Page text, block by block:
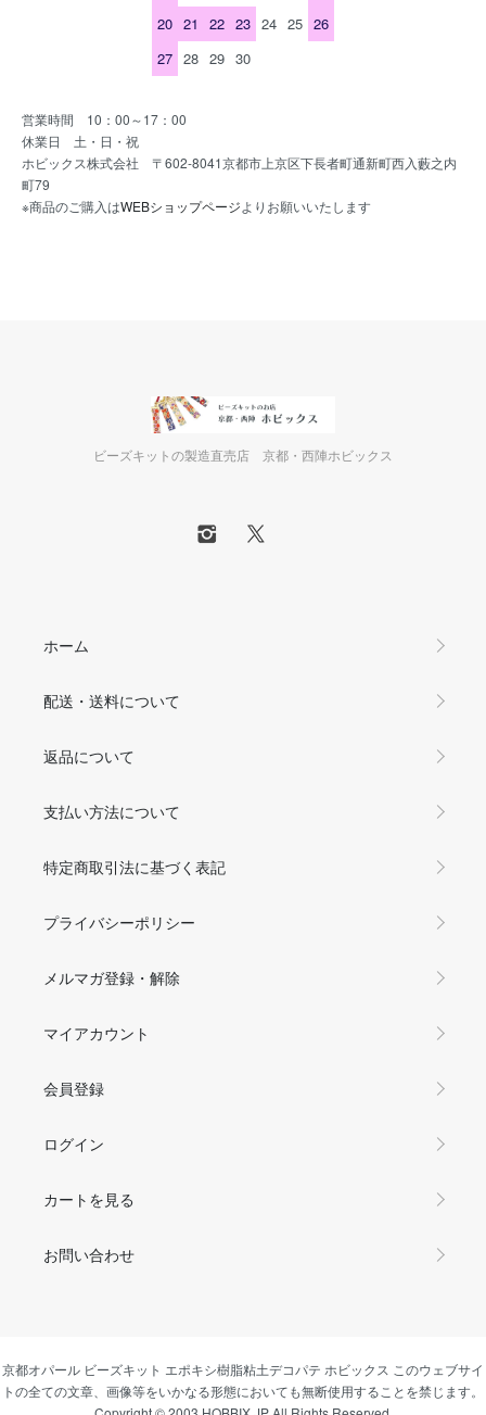
20 21 22 23 24 25 26
27 28 29 30
営業時間 10：00～17：00
休業日 土・日・祝
ホビックス株式会社 〒602-8041京都市上京区下長者町通新町西入藪之内
町79
※商品のご購入はWEBショップページよりお願いいたします
ビーズキットの製造直売店 京都・西陣ホビックス
ホーム
配送・送料について
返品について
支払い方法について
特定商取引法に基づく表記
プライバシーポリシー
メルマガ登録・解除
マイアカウント
会員登録
ログイン
カートを見る
お問い合わせ
京都オパール ビーズキット エポキシ樹脂粘土デコパテ ホビックス このウェブサイ
トの全ての文章、画像等をいかなる形態においても無断使用することを禁じます。